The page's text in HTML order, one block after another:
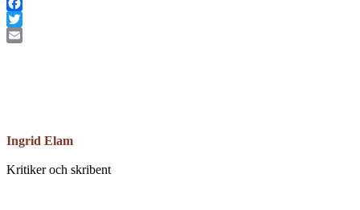
Facebook
Twitter
Ingrid Elam
Kritiker och skribent